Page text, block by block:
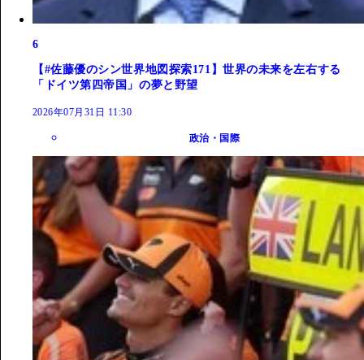
6
【#佐藤優のシン世界地図探索171】世界の未来を左右する
「ドイツ第四帝国」の夢と野望
2026年07月31日 11:30
政治・国際